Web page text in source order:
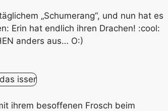
„Schumerang“, und nun hat es
Erin hat endlich ihren Drachen! :cool:
anders aus… O:)
ihrem besoffenen Frosch beim